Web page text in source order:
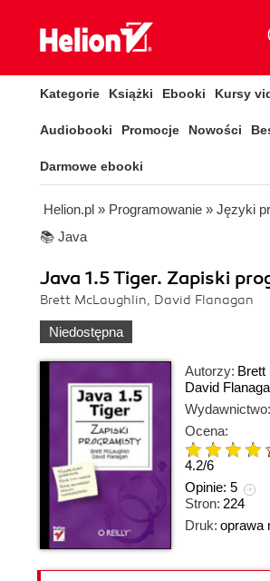
Kategorie Książki Ebooki Kursy
Audiobooki Promocje Nowości
Darmowe ebooki
Helion.pl » Programowanie » Języki
📚 Java
Java 1.5 Tiger. Zapiski
Brett McLaughlin, David Flanagan
Niedostępna
Autorzy: Brett
David
Wydawnictwo:
Ocena:
4.2/6
Opinie: 5
Stron: 224
Druk: oprawa